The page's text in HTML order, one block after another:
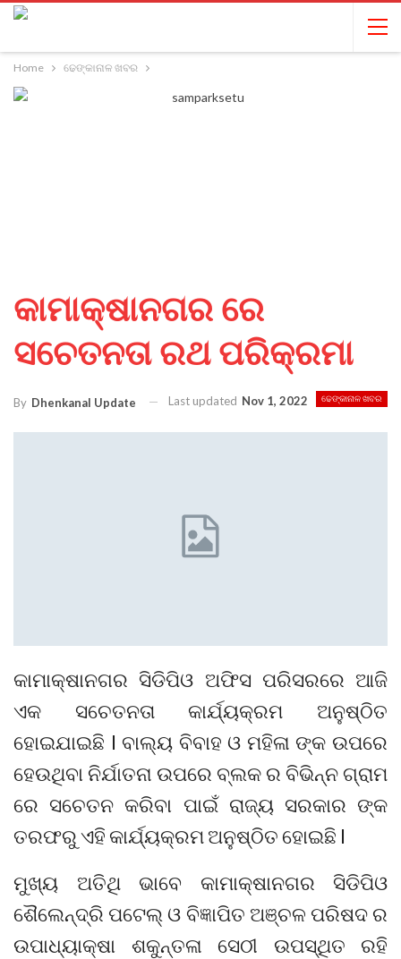
Home ଢେଙ୍କାନାଳ ଖବର
କାମାକ୍ଷାନଗର ରେ
ସଚେତନତା ରଥ ପରିକ୍ରମା
ଢେଙ୍କାନାଳ ଖବର
By Dhenkanal Update Last updated Nov 1, 2022
କାମାକ୍ଷାନଗର ସିଡିପିଓ ଅଫିସ ପରିସରରେ ଆଜି
ଏକ ସଚେତନତା କାର୍ଯ୍ୟକ୍ରମ ଅନୁଷ୍ଠିତ
ହୋଇଯାଇଛି l ବାଲ୍ୟ ବିବାହ ଓ ମହିଳା ଙ୍କ ଉପରେ
ହେଉଥିବା ନିର୍ଯାତନା ଉପରେ ବ୍ଲକ ର ବିଭିନ୍ନ ଗ୍ରାମ
ରେ ସଚେତନ କରିବା ପାଇଁ ରାଜ୍ୟ ସରକାର ଙ୍କ
ତରଫରୁ ଏହି କାର୍ଯ୍ୟକ୍ରମ ଅନୁଷ୍ଠିତ ହୋଇଛି l
ମୁଖ୍ୟ ଅତିଥି ଭାବେ କାମାକ୍ଷାନଗର ସିଡିପିଓ
ଶୈଲେନ୍ଦ୍ରି ପଟେଲ୍ ଓ ବିଜ୍ଞାପିତ ଅଞ୍ଚଳ ପରିଷଦ ର
ଉପାଧ୍ୟାକ୍ଷା ଶକୁନ୍ତଳା ସେଠୀ ଉପସ୍ଥିତ ରହି